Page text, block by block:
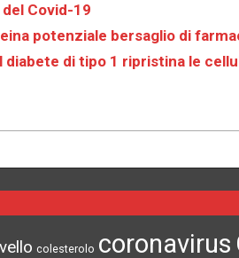
Covid-19
potenziale bersaglio di
di tipo 1 ripristina le
colesterolo coronavirus